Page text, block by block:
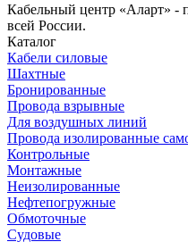
Кабельный центр «Аларт» -
всей России.
Каталог
Кабели силовые
Шахтные
Бронированные
Провода взрывные
Для воздушных линий
Провода изолированные
Контрольные
Монтажные
Неизолированные
Нефтепогружные
Обмоточные
Судовые